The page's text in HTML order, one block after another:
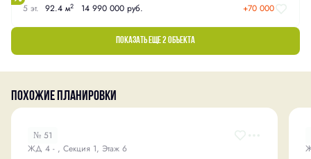
5 эт. 92.4 м2 14 990 000 руб. +70 000
Показать еще 2 объектa
Похожие планировки
№ 51
ЖД 4 - , Секция 1, Этаж 6